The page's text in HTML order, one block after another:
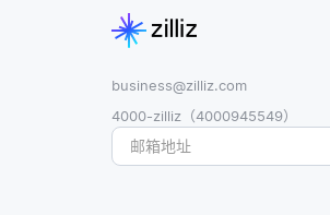
business@zilliz.com
4000-zilliz（4000945549）